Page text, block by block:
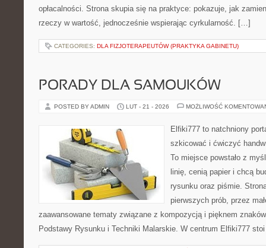
opłacalności. Strona skupia się na praktyce: pokazuje, jak
rzeczy w wartość, jednocześnie wspierając cyrkularność. […]
CATEGORIES: DLA FIZJOTERAPEUTÓW (PRAKTYKA GABINETU)
PORADY DLA SAMOUKÓW
POSTED BY ADMIN LUT - 21 - 2026 MOŻLIWOŚĆ
Elfiki777 to natchniony
szkicować i ćwiczyć
To miejsce powstało z
linię, cenią papier i chcą
rysunku oraz piśmie.
pierwszych prób, przez
zaawansowane tematy związane z kompozycją i pięknem
Podstawy Rysunku i Techniki Malarskie. W centrum Elfiki777